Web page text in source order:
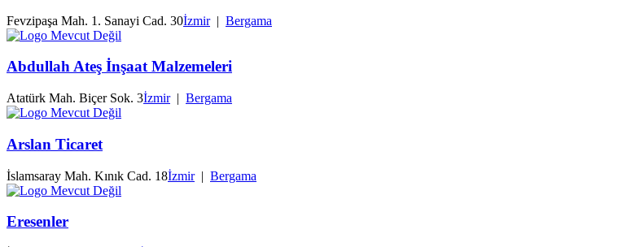
Fevzipaşa Mah. 1. Sanayi Cad. 30İzmir| Bergama
Abdullah Ateş İnşaat Malzemeleri
Atatürk Mah. Biçer Sok. 3İzmir| Bergama
Arslan Ticaret
İslamsaray Mah. Kınık Cad. 18İzmir| Bergama
Eresenler